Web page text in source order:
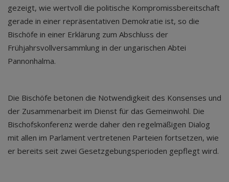
gezeigt, wie wertvoll die politische Kompromissbereitschaft
gerade in einer repräsentativen Demokratie ist, so die
Bischöfe in einer Erklärung zum Abschluss der
Frühjahrsvollversammlung in der ungarischen Abtei
Pannonhalma.
Die Bischöfe betonen die Notwendigkeit des Konsenses und
der Zusammenarbeit im Dienst für das Gemeinwohl. Die
Bischofskonferenz werde daher den regelmäßigen Dialog
mit allen im Parlament vertretenen Parteien fortsetzen, wie
er bereits seit zwei Gesetzgebungsperioden gepflegt wird.